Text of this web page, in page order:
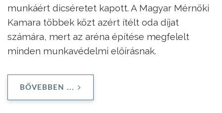
munkáért dicséretet kapott. A Magyar Mérnöki
Kamara többek közt azért ítélt oda díjat
számára, mert az aréna építése megfelelt
minden munkavédelmi előírásnak.
BŐVEBBEN ...